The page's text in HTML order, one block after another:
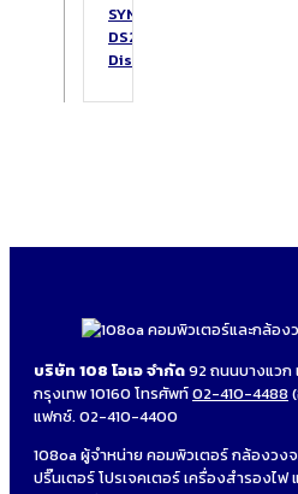
SYNOLOGY
DS223
DiskStation
บริษัท 108 โอเอ จำกัด92 ถนนบางแวก
กรุงเทพ 10160 โทรศัพท์02-410-4488
แฟกซ์. 02-410-4400
108oa ผู้จำหน่าย คอมพิวเตอร์ กล้องวง
ปริ๊นเตอร์ โปรเจคเตอร์ เครื่องสำรองไ